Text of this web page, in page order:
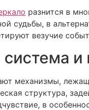
разнится в
судьбы, в
везучие
и
механизмы,
структура,
в